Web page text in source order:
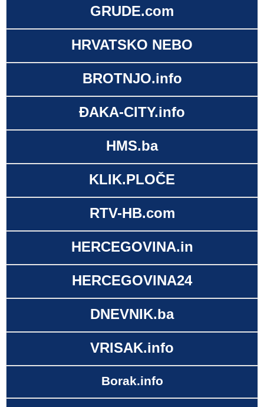
GRUDE.com
HRVATSKO NEBO
BROTNJO.info
ĐAKA-CITY.info
HMS.ba
KLIK.PLOČE
RTV-HB.com
HERCEGOVINA.in
HERCEGOVINA24
DNEVNIK.ba
VRISAK.info
Borak.info